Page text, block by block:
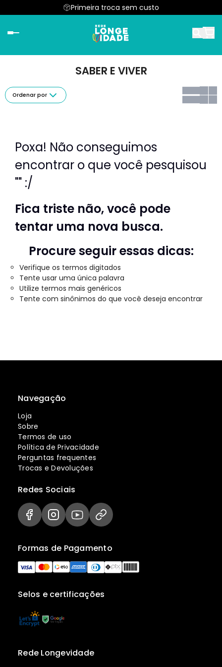
Primeira troca sem custo
SABER E VIVER
Ordenar por
Poxa! Não conseguimos
encontrar o que você pesquisou
"" :/
Fica triste não, você pode
tentar uma nova busca.
Procure seguir essas dicas:
Verifique os termos digitados
Tente usar uma única palavra
Utilize termos mais genéricos
Tente com sinônimos do que você deseja encontrar
Navegação
Loja
Sobre
Termos de uso
Política de Privacidade
Perguntas frequentes
Trocas e Devoluções
Selos e certificações
Formas de Pagamento
Redes Sociais
Rede Longevidade